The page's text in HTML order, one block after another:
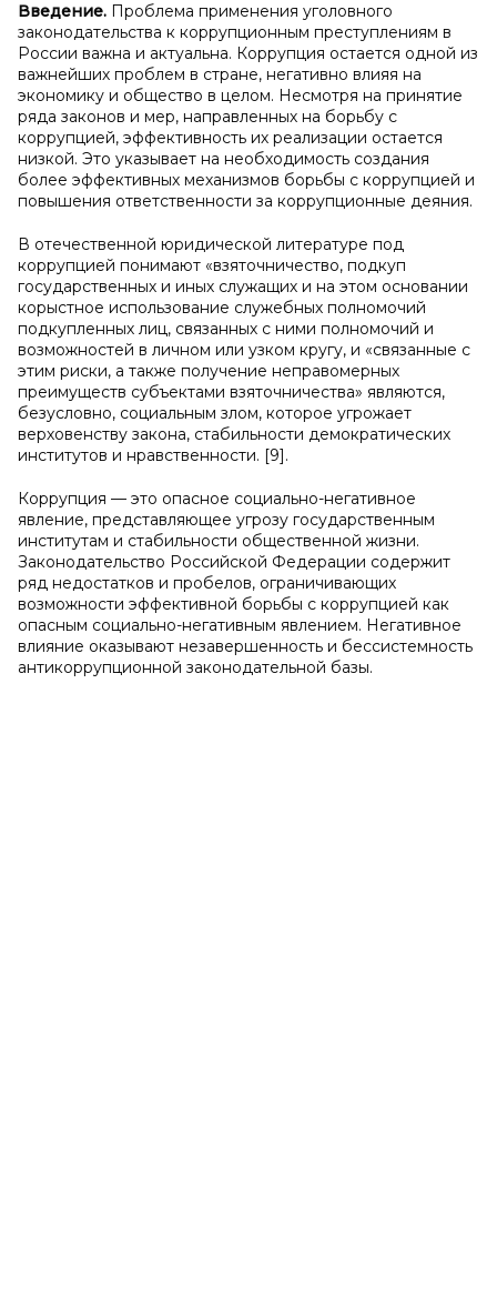
Введение. Проблема применения уголовного
законодательства к коррупционным преступлениям в
России важна и актуальна. Коррупция остается одной из
важнейших проблем в стране, негативно влияя на
экономику и общество в целом. Несмотря на принятие
ряда законов и мер, направленных на борьбу с
коррупцией, эффективность их реализации остается
низкой. Это указывает на необходимость создания
более эффективных механизмов борьбы с коррупцией и
повышения ответственности за коррупционные деяния.
В отечественной юридической литературе под
коррупцией понимают «взяточничество, подкуп
государственных и иных служащих и на этом основании
корыстное использование служебных полномочий
подкупленных лиц, связанных с ними полномочий и
возможностей в личном или узком кругу, и «связанные с
этим риски, а также получение неправомерных
преимуществ субъектами взяточничества» являются,
безусловно, социальным злом, которое угрожает
верховенству закона, стабильности демократических
институтов и нравственности. [9].
Коррупция — это опасное социально-негативное
явление, представляющее угрозу государственным
институтам и стабильности общественной жизни.
Законодательство Российской Федерации содержит
ряд недостатков и пробелов, ограничивающих
возможности эффективной борьбы с коррупцией как
опасным социально-негативным явлением. Негативное
влияние оказывают незавершенность и бессистемность
антикоррупционной законодательной базы.